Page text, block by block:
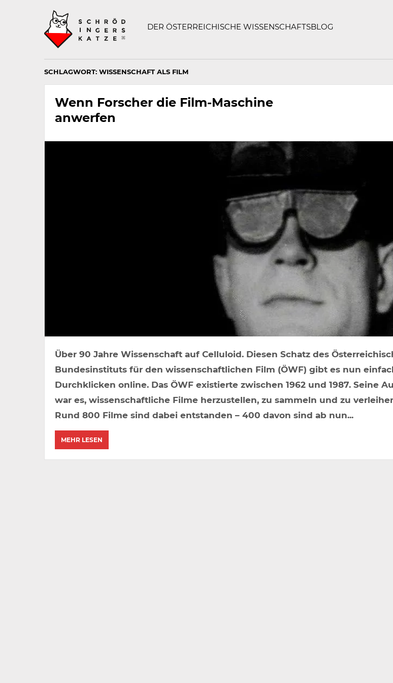
DER ÖSTERREICHISCHE WISSENSCHAFTSBLOG
SCHLAGWORT: WISSENSCHAFT ALS FILM
Wenn Forscher die Film-Maschine
anwerfen
Über 90 Jahre Wissenschaft auf Celluloid. Diesen Schatz des
Bundesinstituts für den wissenschaftlichen Film (ÖWF) gibt es nun
Durchklicken online. Das ÖWF existierte zwischen 1962 und 1987. Seine
war es, wissenschaftliche Filme herzustellen, zu sammeln und zu
Rund 800 Filme sind dabei entstanden – 400 davon sind ab nun...
MEHR LESEN